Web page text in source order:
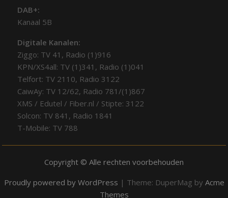
DAB+:
Kanaal 5B
Digitale Kanalen:
Ziggo: TV 41, Radio (1)916
KPN/XS4all: TV (1)341, Radio (1)041
Telfort: TV 2110, Radio 3122
CaiwAy: TV 12/62, Radio 781/(1)867
XMS / Edutel / Fiber.nl / Stipte: 3122
Solcon: TV 841, Radio 1841
T-Mobile: TV 788
Copyright © Alle rechten voorbehouden
Proudly powered by WordPress | Theme: DuperMag by Acme
Themes